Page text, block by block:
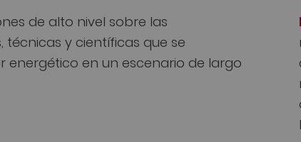
de alto nivel sobre las
y científicas que se
energético en un escenario de largo